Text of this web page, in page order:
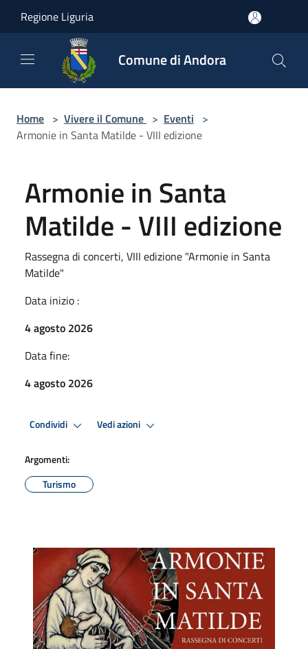
Regione Liguria
Comune di Andora
Home > Vivere il Comune > Eventi >
Armonie in Santa Matilde - VIII edizione
Armonie in Santa
Matilde - VIII edizione
Rassegna di concerti, VIII edizione "Armonie in Santa
Matilde"
Data inizio :
4 agosto 2026
Data fine:
4 agosto 2026
Condividi Vedi azioni
Argomenti:
Turismo